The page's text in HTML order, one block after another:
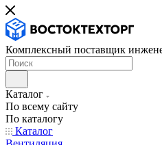
Комплексный поставщик
Каталог
По всему сайту
По каталогу
Каталог